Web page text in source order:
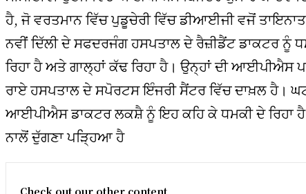
ਹੈ, ਜੋ ਵਰਤਮਾਨ ਵਿੱਚ ਪੁਡੂਚੇਰੀ ਵਿੱਚ ਡੀਆਈਜੀ ਵਜੋਂ
ਨਵੀਂ ਦਿੱਲੀ ਦੇ ਸਫਦਰਜੰਗ ਹਸਪਤਾਲ ਦੇ ਰੈਜ਼ੀਡੈਂਟ ਡਾਕਟਰ ਨੂੰ
ਰਿਹਾ ਹੈ ਅਤੇ ਗਾਲ੍ਹਾਂ ਕੱਢ ਰਿਹਾ ਹੈ। ਉਨ੍ਹਾਂ ਦੀ ਆਈਪੀਐਸ
ਰਾਏ ਹਸਪਤਾਲ ਦੇ ਸਪੋਰਟਸ ਇੰਜਰੀ ਸੈਂਟਰ ਵਿੱਚ ਦਾਖ਼ਲ ਹੈ।
ਆਈਪੀਐਸ ਡਾਕਟਰ ਲਕਸ਼ੈ ਨੂੰ ਇਹ ਕਹਿ ਕੇ ਧਮਕੀ ਦੇ ਰਿਹਾ ਹੈ
ਨਾਲੋਂ ਦੁੱਗਣਾ ਪੜ੍ਹਿਆ ਹੈ
Check out our other content